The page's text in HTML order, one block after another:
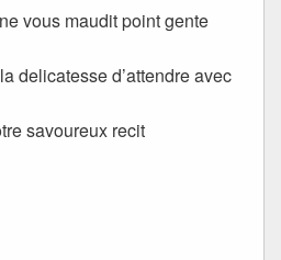
vous maudit point gente
delicatesse d’attendre avec
savoureux recit